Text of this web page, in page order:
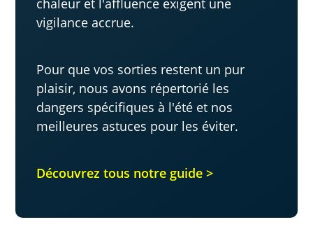
vigilance accrue.
Pour que vos sorties restent un pur
plaisir, nous avons répertorié les
dangers spécifiques à l'été et nos
meilleures astuces pour les éviter.
Découvrez tous notre guide >